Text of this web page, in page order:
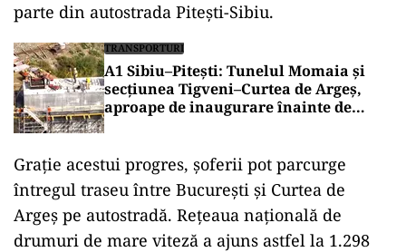
parte din autostrada Pitești-Sibiu.
TRANSPORTURI
A1 Sibiu–Pitești: Tunelul Momaia și
secțiunea Tigveni–Curtea de Argeș,
aproape de inaugurare înainte de
Grație acestui progres, șoferii pot parcurge
întregul traseu între București și Curtea de
Argeș pe autostradă. Rețeaua națională de
drumuri de mare viteză a ajuns astfel la 1.298